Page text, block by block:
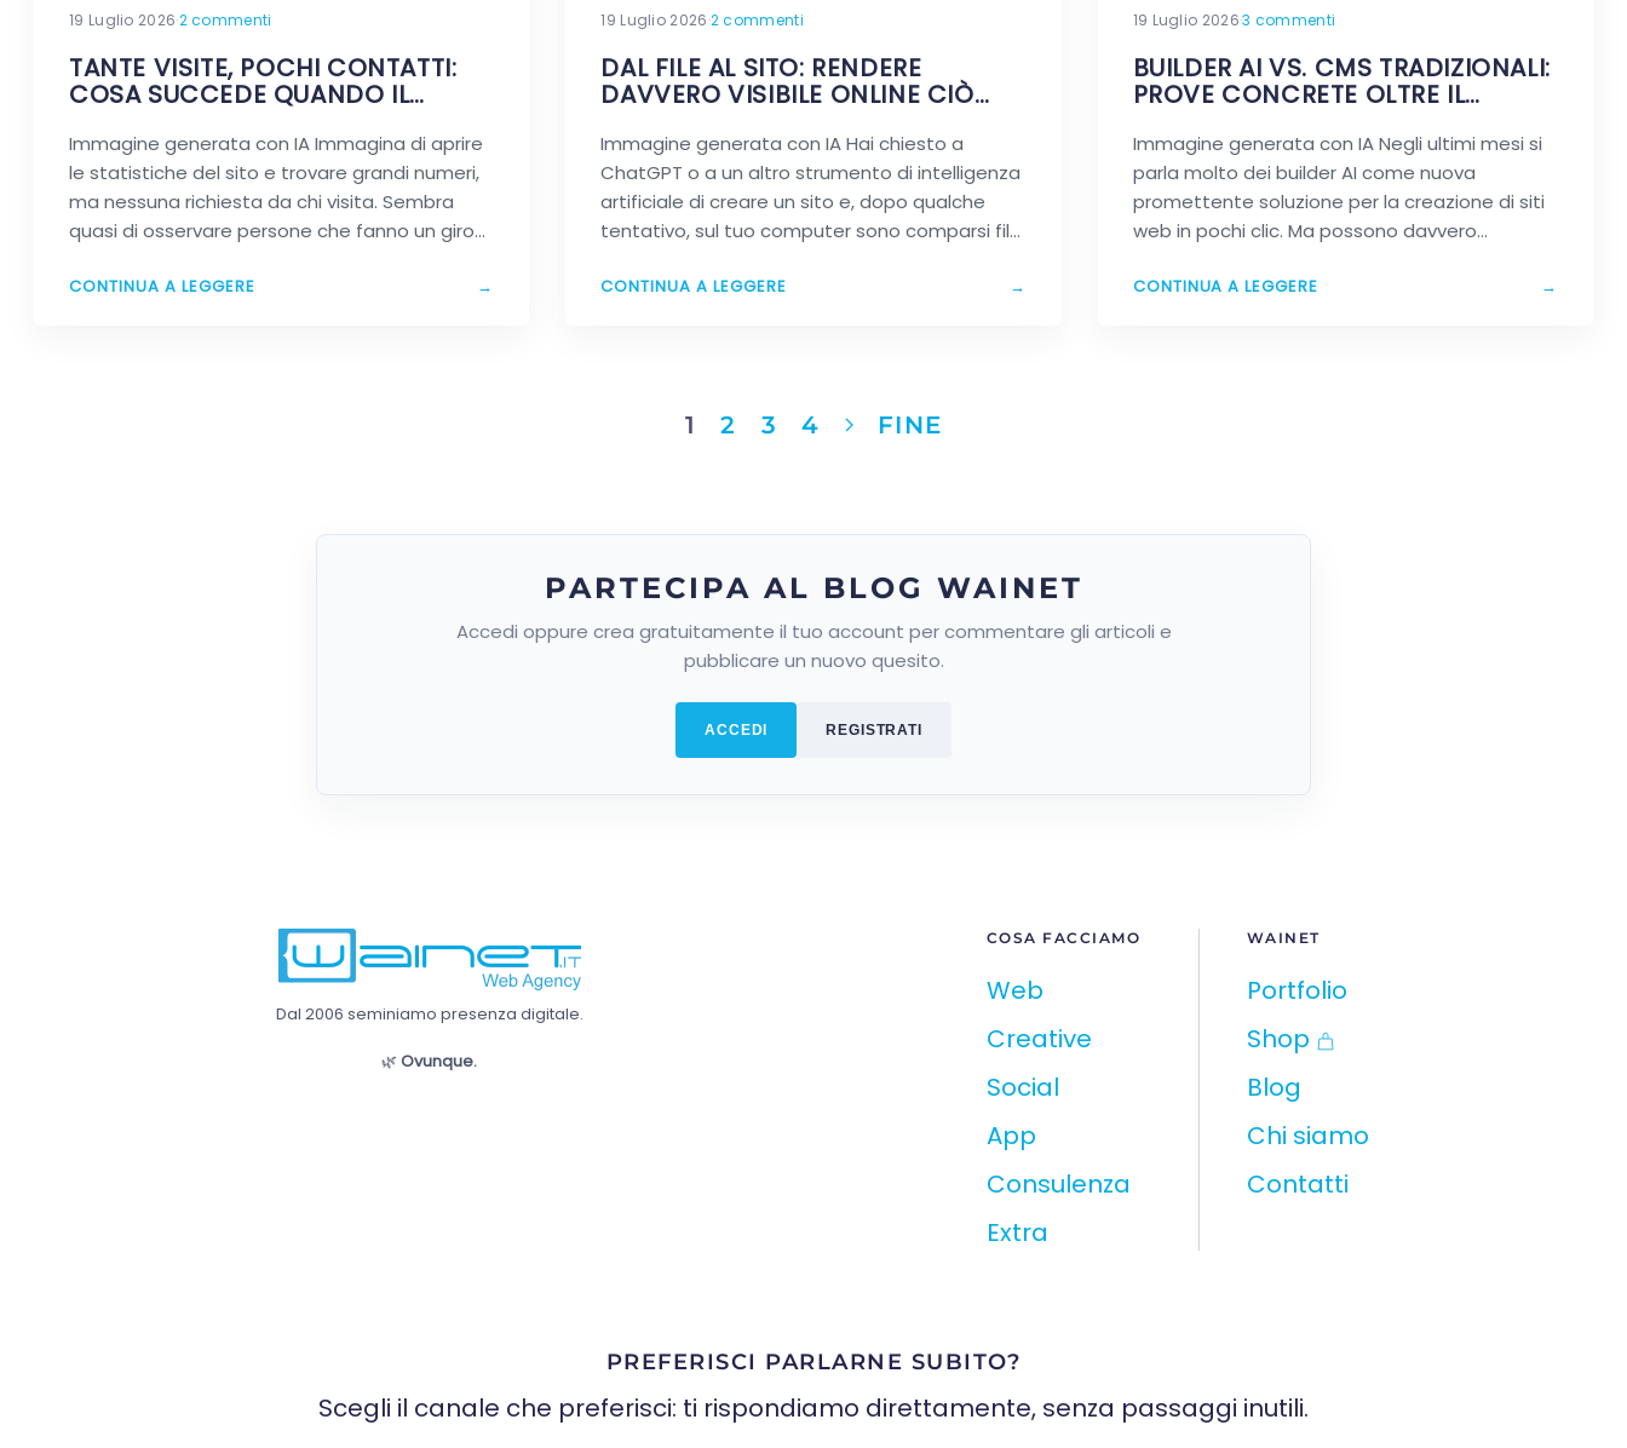
19 Luglio 2026·2 commenti
TANTE VISITE, POCHI CONTATTI:
COSA SUCCEDE QUANDO IL
Immagine generata con IA Immagina di aprire
le statistiche del sito e trovare grandi numeri,
ma nessuna richiesta da chi visita. Sembra
quasi di osservare persone che fanno un giro
CONTINUA A LEGGERE →
19 Luglio 2026·2 commenti
DAL FILE AL SITO: RENDERE
DAVVERO VISIBILE ONLINE CIÒ
Immagine generata con IA Hai chiesto a
ChatGPT o a un altro strumento di intelligenza
artificiale di creare un sito e, dopo qualche
tentativo, sul tuo computer sono comparsi file
CONTINUA A LEGGERE →
19 Luglio 2026·3 commenti
BUILDER AI VS. CMS TRADIZIONALI:
PROVE CONCRETE OLTRE IL
Immagine generata con IA Negli ultimi mesi si
parla molto dei builder AI come nuova
promettente soluzione per la creazione di siti
web in pochi clic. Ma possono davvero
CONTINUA A LEGGERE →
1 2 3 4 FINE
PARTECIPA AL BLOG WAINET
Accedi oppure crea gratuitamente il tuo account per commentare gli articoli e
pubblicare un nuovo quesito.
ACCEDI REGISTRATI
Dal 2006 seminiamo presenza digitale.
🌿 Ovunque.
COSA FACCIAMO
Web
Creative
Social
App
Consulenza
Extra
WAINET
Portfolio
Shop
Blog
Chi siamo
Contatti
PREFERISCI PARLARNE SUBITO?
Scegli il canale che preferisci: ti rispondiamo direttamente, senza passaggi inutili.